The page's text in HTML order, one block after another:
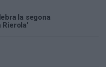
la segona
Rierola'